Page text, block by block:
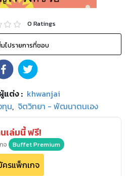
0 Ratings
มไปรายการที่ชอบ
แต่ง : khwanjai
ทุน, จิตวิทยา - พัฒนาตนเอง
เล่มนี้ ฟรี!
จ Buffet Premium
ครแพ็กเกจ